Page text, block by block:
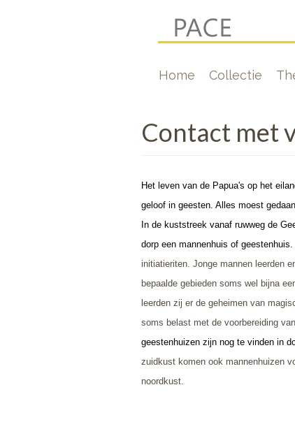
Home Collectie
Contact met
Het leven van de Papua's op het
geloof in geesten. Alles moest
In de kuststreek vanaf ruwweg de
dorp een mannenhuis of geestenhuis.
initiatieriten. Jonge mannen leerden
bepaalde gebieden soms wel bijna
leerden zij er de geheimen van
soms belast met de voorbereiding
geestenhuizen zijn nog te vinden in
zuidkust komen ook mannenhuizen
noordkust.